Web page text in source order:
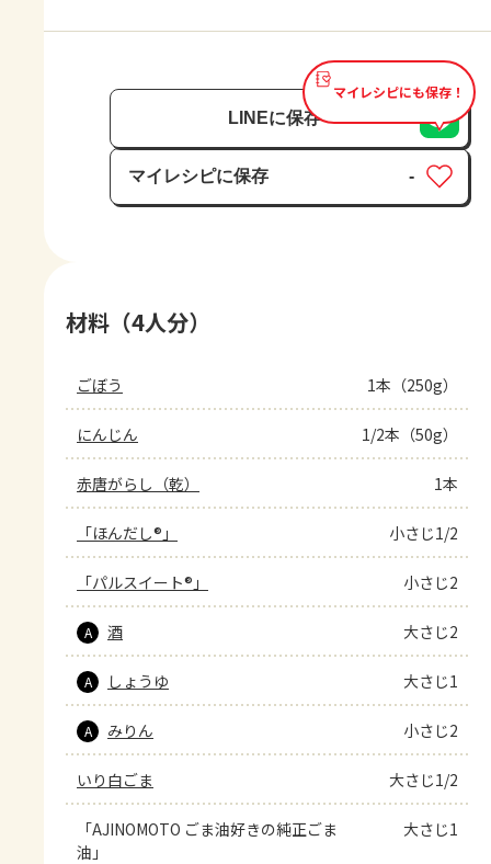
マイレシピにも保存！
LINEに保存
マイレシピに保存
保存済み
-
材料（4人分）
ごぼう 1本（250g）
にんじん 1/2本（50g）
赤唐がらし（乾） 1本
「ほんだし®」 小さじ1/2
「パルスイート®」 小さじ2
A 酒 大さじ2
A しょうゆ 大さじ1
A みりん 小さじ2
いり白ごま 大さじ1/2
「AJINOMOTO ごま油好きの純正ごま
油」
大さじ1